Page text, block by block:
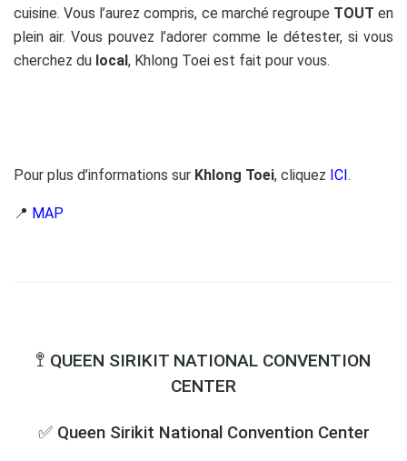
cuisine. Vous l’aurez compris, ce marché regroupe TOUT en
plein air. Vous pouvez l’adorer comme le détester, si vous
cherchez du local , Khlong Toei est fait pour vous.
Pour plus d’informations sur Khlong Toei, cliquez ICI .
📍 MAP
🚏 QUEEN SIRIKIT NATIONAL CONVENTION
CENTER
✅ Queen Sirikit National Convention Center